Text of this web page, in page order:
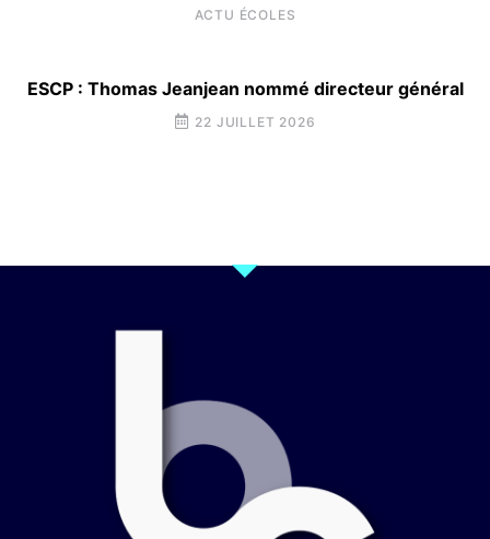
ACTU ÉCOLES
ESCP : Thomas Jeanjean nommé directeur général
22 JUILLET 2026